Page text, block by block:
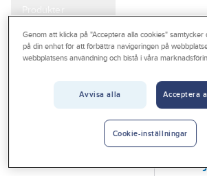
Produkter
Kampanjer
Outlet
Gelia Produkter Gelia Butiksmaterial
Genom att klicka på "Acceptera alla cookies" samtycker
på din enhet för att förbättra navigeringen på
webbplatsens användning och bistå i våra
Avvisa alla Acceptera
Cookie-inställningar